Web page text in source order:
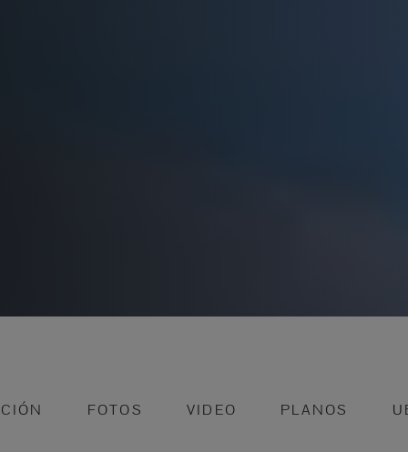
FOTOS VIDEO PLANOS